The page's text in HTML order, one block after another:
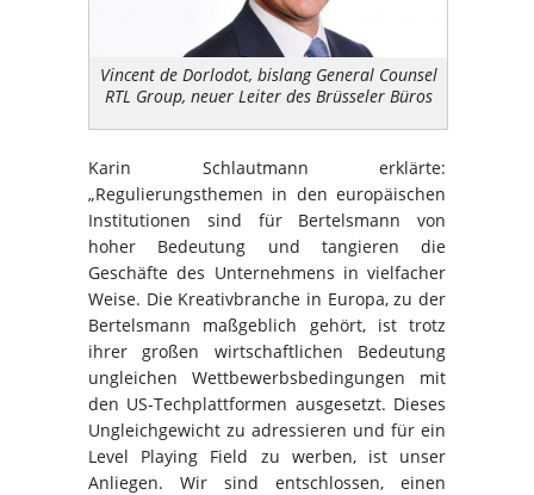
Vincent de Dorlodot, bislang General Counsel
RTL Group, neuer Leiter des Brüsseler Büros
Karin Schlautmann erklärte:
„Regulierungsthemen in den europäischen
Institutionen sind für Bertelsmann von
hoher Bedeutung und tangieren die
Geschäfte des Unternehmens in vielfacher
Weise. Die Kreativbranche in Europa, zu der
Bertelsmann maßgeblich gehört, ist trotz
ihrer großen wirtschaftlichen Bedeutung
ungleichen Wettbewerbsbedingungen mit
den US-Techplattformen ausgesetzt. Dieses
Ungleichgewicht zu adressieren und für ein
Level Playing Field zu werben, ist unser
Anliegen. Wir sind entschlossen, einen